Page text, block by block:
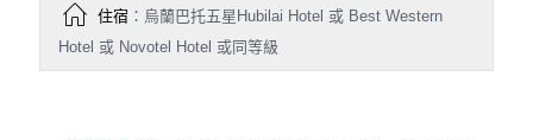
住宿：烏蘭巴托五星Hubilai Hotel 或 Best Western
Hotel 或 Novotel Hotel 或同等級